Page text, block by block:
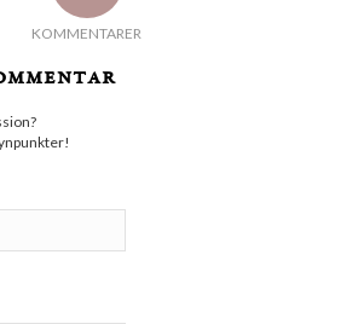
KOMMENTARER